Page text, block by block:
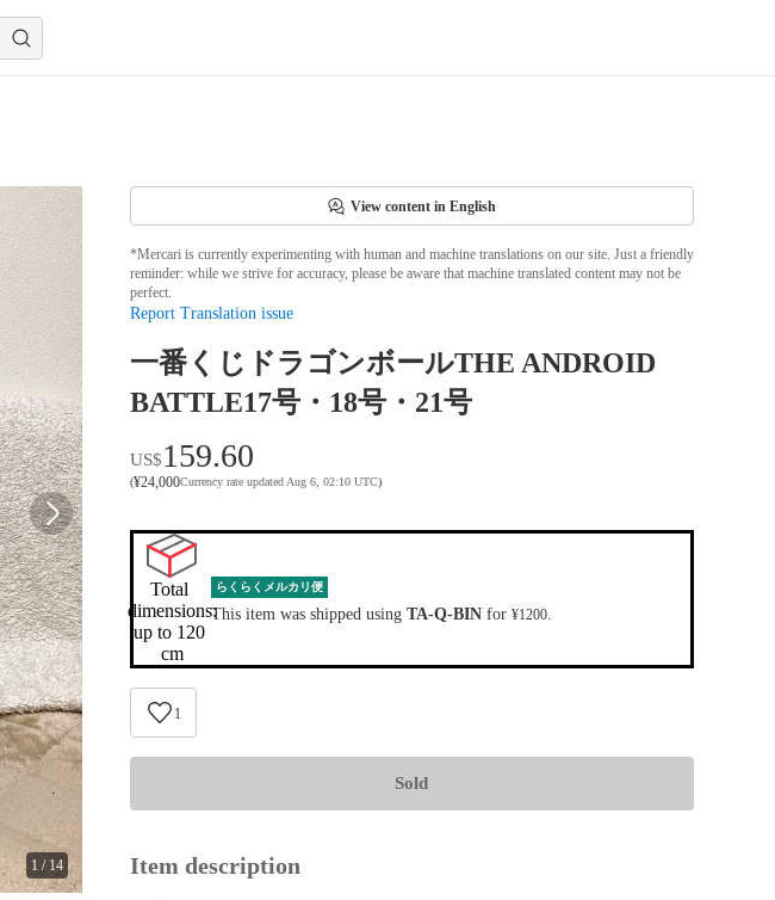
1/ 14
View content in English
*Mercari is currently experimenting with human and machine translations on our site. Just a friendly
reminder: while we strive for accuracy, please be aware that machine translated content may not be
perfect.
Report Translation issue
一番くじドラゴンボールTHE ANDROID
BATTLE17号・18号・21号
US$159.60
(¥24,000Currency rate updated Aug 6, 02:10 UTC)
Total
dimensions:
up to 120
cm
らくらくメルカリ便
This item was shipped using TA-Q-BINfor ¥1200.
1
Sold
Item description